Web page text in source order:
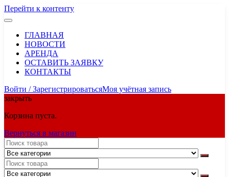
Перейти к контенту
ГЛАВНАЯ
НОВОСТИ
АРЕНДА
ОСТАВИТЬ ЗАЯВКУ
КОНТАКТЫ
Войти / ЗарегистрироватьсяМоя учётная запись
закрыть
Корзина пуста.
Вернуться в магазин